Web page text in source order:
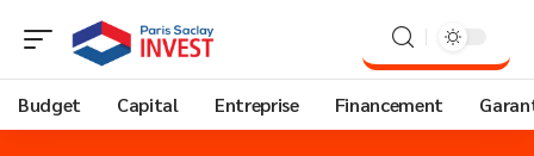
Budget Capital Entreprise Financement